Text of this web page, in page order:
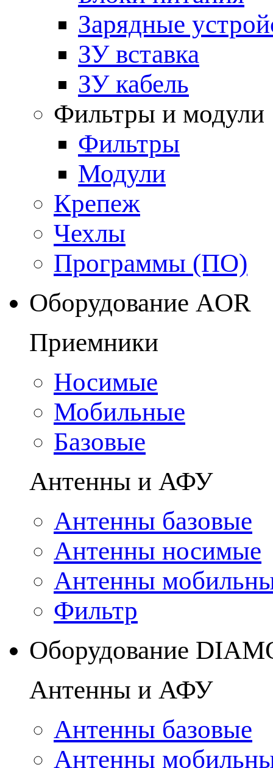
Зарядные
ЗУ вставка
ЗУ кабель
Фильтры и модули
Фильтры
Модули
Крепеж
Чехлы
Программы (ПО)
Оборудование AOR
Приемники
Носимые
Мобильные
Базовые
Антенны и АФУ
Антенны базовые
Антенны носимые
Антенны
Фильтр
Оборудование
Антенны и АФУ
Антенны базовые
Антенны